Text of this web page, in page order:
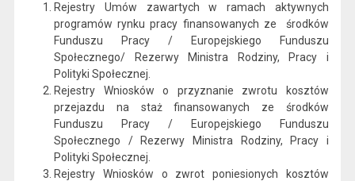
Rejestry Umów zawartych w ramach aktywnych
programów rynku pracy finansowanych ze środków
Funduszu Pracy / Europejskiego Funduszu
Społecznego/ Rezerwy Ministra Rodziny, Pracy i
Polityki Społecznej.
Rejestry Wniosków o przyznanie zwrotu kosztów
przejazdu na staż finansowanych ze środków
Funduszu Pracy / Europejskiego Funduszu
Społecznego / Rezerwy Ministra Rodziny, Pracy i
Polityki Społecznej.
Rejestry Wniosków o zwrot poniesionych kosztów